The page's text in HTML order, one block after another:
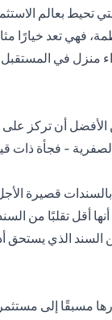
تحيط بعالم
فهي تعد خيارًا
منزل في
أن تركز على
- فجأة ذات
أقل تقلبًا من
مسبقًا إلى